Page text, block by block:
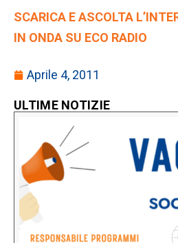
SCARICA E ASCOLTA
IN ONDA SU ECO RADIO
Aprile 4, 2011
ULTIME NOTIZIE